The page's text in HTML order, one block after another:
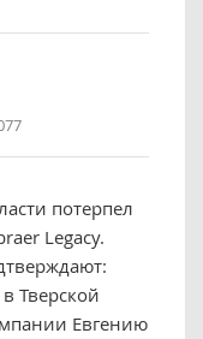
потерпел
Legacy.
Тверской
Евгению